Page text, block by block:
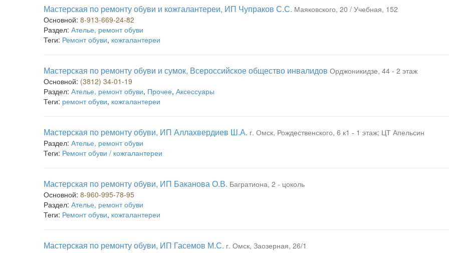
Мастерская по ремонту обуви и кожгалантереи, ИП Чупраков С.С. Маяковского, 20 / Учебная, 152
Основной: 8-913-669-24-82
Раздел: Ателье, ремонт обуви
Теги: Ремонт обуви, кожгалантереи
Мастерская по ремонту обуви и сумок, Всероссийское общество инвалидов Орджоникидзе, 44 - 2 этаж
Основной: (3812) 34-01-19
Раздел: Ателье, ремонт обуви, Прочее, Аксессуары
Теги: ремонт обуви, кожгалантереи
Мастерская по ремонту обуви, ИП Аллахвердиев Ш.А. г. Омск, Рождественского, 6 к1 - 1 этаж; ЦТ Апельсин
Раздел: Ателье, ремонт обуви
Теги: Ремонт обуви / кожгалантереи
Мастерская по ремонту обуви, ИП Баканова О.В. Багратиона, 2 - цоколь
Основной: 8-960-995-78-95
Раздел: Ателье, ремонт обуви
Теги: Ремонт обуви, кожгалантереи
Мастерская по ремонту обуви, ИП Гасемов М.С. г. Омск, Заозерная, 26/1